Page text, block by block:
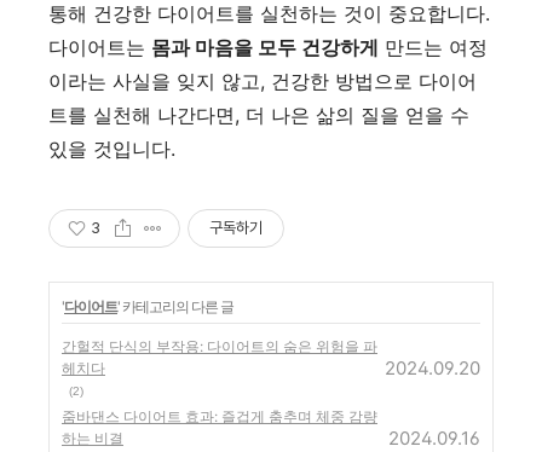
통해 건강한 다이어트를 실천하는 것이 중요합니다.
다이어트는 몸과 마음을 모두 건강하게 만드는 여정
이라는 사실을 잊지 않고, 건강한 방법으로 다이어
트를 실천해 나간다면, 더 나은 삶의 질을 얻을 수
있을 것입니다.
3 구독하기
'다이어트' 카테고리의 다른 글
간헐적 단식의 부작용: 다이어트의 숨은 위험을 파
헤치다
(2)
2024.09.20
줌바댄스 다이어트 효과: 즐겁게 춤추며 체중 감량
하는 비결
2024.09.16